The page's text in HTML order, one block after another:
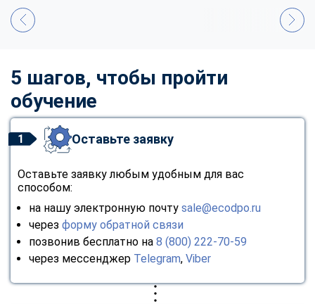
5 шагов, чтобы пройти
обучение
1 Оставьте заявку
Оставьте заявку любым удобным для вас
способом:
на нашу электронную почту sale@ecodpo.ru
через форму обратной связи
позвонив бесплатно на 8 (800) 222-70-59
через мессенджер Telegram, Viber